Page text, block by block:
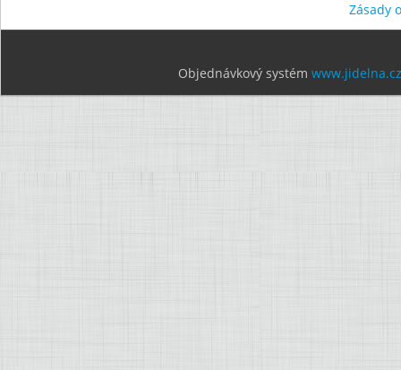
Zásady
Objednávkový systém www.jidelna.cz